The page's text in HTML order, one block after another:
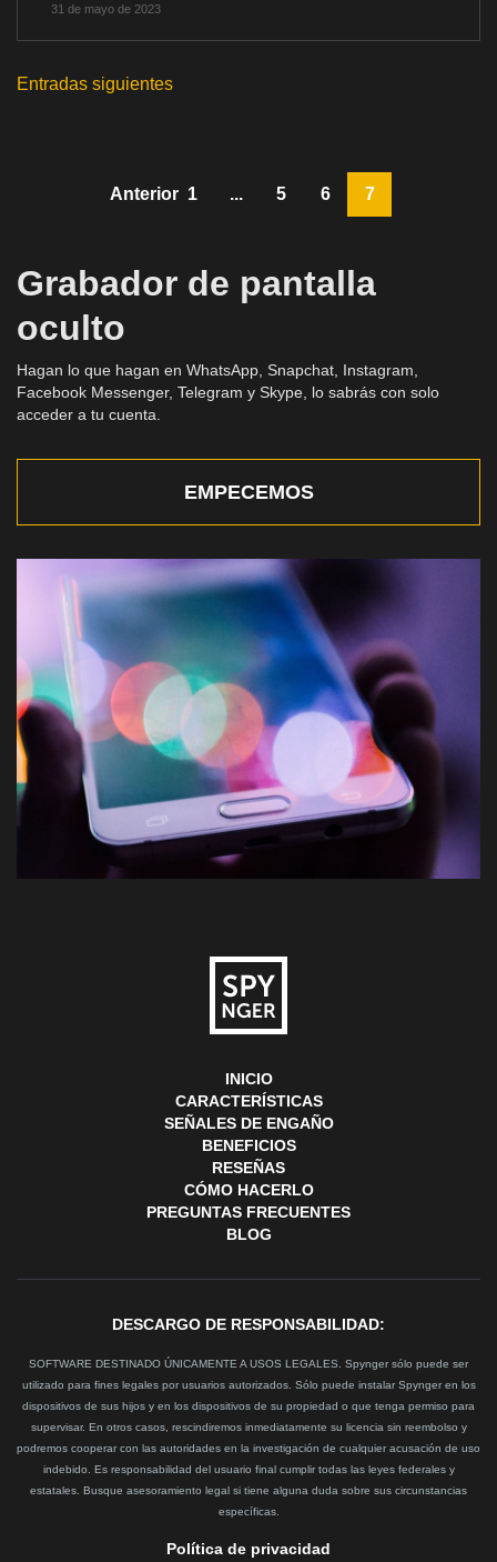
31 de mayo de 2023
Navegación
entradas
Entradas siguientes
Anterior 1 ... 5 6 7
Grabador de pantalla
oculto
Hagan lo que hagan en WhatsApp, Snapchat, Instagram,
Facebook Messenger, Telegram y Skype, lo sabrás con solo
acceder a tu cuenta.
EMPECEMOS
INICIO
CARACTERÍSTICAS
SEÑALES DE ENGAÑO
BENEFICIOS
RESEÑAS
CÓMO HACERLO
PREGUNTAS FRECUENTES
BLOG
DESCARGO DE RESPONSABILIDAD:
SOFTWARE DESTINADO ÚNICAMENTE A USOS LEGALES. Spynger sólo puede ser
utilizado para fines legales por usuarios autorizados. Sólo puede instalar Spynger en los
dispositivos de sus hijos y en los dispositivos de su propiedad o que tenga permiso para
supervisar. En otros casos, rescindiremos inmediatamente su licencia sin reembolso y
podremos cooperar con las autoridades en la investigación de cualquier acusación de uso
indebido. Es responsabilidad del usuario final cumplir todas las leyes federales y
estatales. Busque asesoramiento legal si tiene alguna duda sobre sus circunstancias
específicas.
Política de privacidad